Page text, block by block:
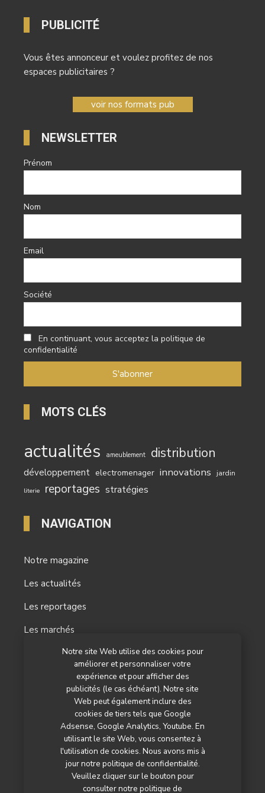
Notre site Web utilise des cookies pour
améliorer et personnaliser votre
expérience et pour afficher des
publicités (le cas échéant). Notre site
Web peut également inclure des
cookies de tiers tels que Google
Adsense, Google Analytics, Youtube. En
utilisant le site Web, vous consentez à
l'utilisation de cookies. Nous avons mis à
jour notre politique de confidentialité.
Veuillez cliquer sur le bouton pour
consulter notre politique de
PUBLICITÉ
Vous êtes annonceur et voulez profitez de nos
espaces publicitaires ?
voir nos formats pub
NEWSLETTER
Prénom
Nom
Email
Société
En continuant, vous acceptez la politique de
confidentialité
MOTS CLÉS
actualités ameublement distribution
développement electromenager innovations jardin
literie reportages stratégies
NAVIGATION
Notre magazine
Les actualités
Les reportages
Les marchés
Nos autres titres
Qui sommes-nous ?
Contactez-nous
Mentions légales